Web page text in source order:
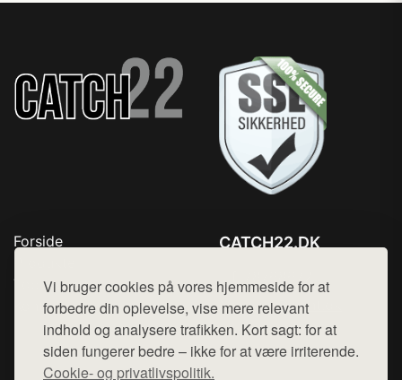
Vi bruger cookies på vores hjemmeside for at
forbedre din oplevelse, vise mere relevant
indhold og analysere trafikken. Kort sagt: for at
siden fungerer bedre – ikke for at være irriterende.
Cookie- og privatlivspolitik.
Forside
Top Rabatter
Kontakt
CATCH22.DK
Mail: hej@want.dk
Cookie- og privatlivspolitik